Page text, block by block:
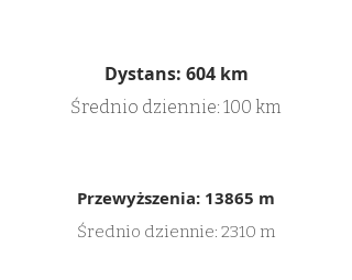
Dystans: 604 km
Średnio dziennie: 100 km
Przewyższenia: 13865 m
Średnio dziennie: 2310 m